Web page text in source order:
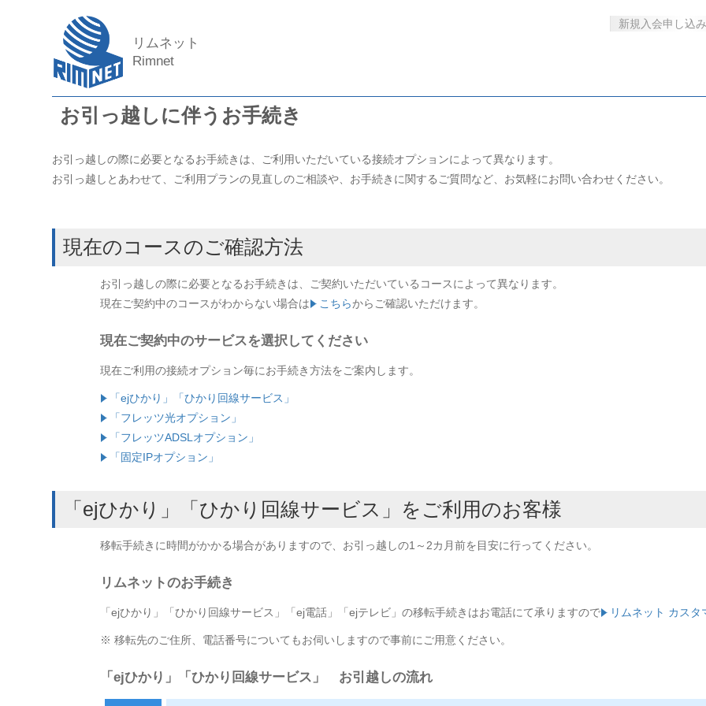
リムネット
Rimnet
新規入会申し込
お引っ越しに伴うお手続き
お引っ越しの際に必要となるお手続きは、ご利用いただいている接続オプションによって異なります。
お引っ越しとあわせて、ご利用プランの見直しのご相談や、お手続きに関するご質問など、お気軽にお問い合わせください。
現在のコースのご確認方法
お引っ越しの際に必要となるお手続きは、ご契約いただいているコースによって異なります。
現在ご契約中のコースがわからない場合は
こちらからご確認いただけます。
現在ご契約中のサービスを選択してください
現在ご利用の接続オプション毎にお手続き方法をご案内します。
「ejひかり」「ひかり回線サービス」
「フレッツ光オプション」
「フレッツADSLオプション」
「固定IPオプション」
「ejひかり」「ひかり回線サービス」をご利用のお客様
移転手続きに時間がかかる場合がありますので、お引っ越しの1～2カ月前を目安に行ってください。
リムネットのお手続き
「ejひかり」「ひかり回線サービス」「ej電話」「ejテレビ」の移転手続きはお電話にて承りますので リムネット カスタ
※ 移転先のご住所、電話番号についてもお伺いしますので事前にご用意ください。
「ejひかり」「ひかり回線サービス」 お引越しの流れ